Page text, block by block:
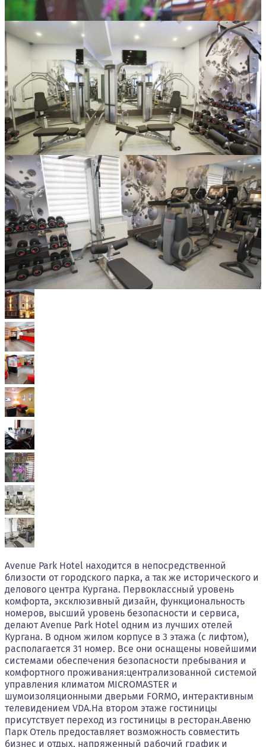
Avenue Park Hotel находится в непосредственной
близости от городского парка, а так же исторического и
делового центра Кургана. Первоклассный уровень
комфорта, эксклюзивный дизайн, функциональность
номеров, высший уровень безопасности и сервиса,
делают Avenue Park Hotel одним из лучших отелей
Кургана. В одном жилом корпусе в 3 этажа (с лифтом),
располагается 31 номер. Все они оснащены новейшими
системами обеспечения безопасности пребывания и
комфортного проживания:централизованной системой
управления климатом MICROMASTER и
шумоизоляционными дверьми FORMO, интерактивным
телевидением VDA.На втором этаже гостиницы
присутствует переход из гостиницы в ресторан.Авеню
Парк Отель предоставляет возможность совместить
бизнес и отдых, напряженный рабочий график и